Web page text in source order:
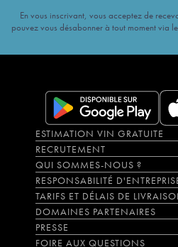
En vous inscrivant, vous acceptez de
pouvez vous désabonner à tout moment via
ESTIMATION VIN GRATUITE
RECRUTEMENT
QUI SOMMES-NOUS ?
RESPONSABILITÉ
TARIFS ET DÉLAIS DE
DOMAINES PARTENAIRES
PRESSE
FOIRE AUX QUESTIONS